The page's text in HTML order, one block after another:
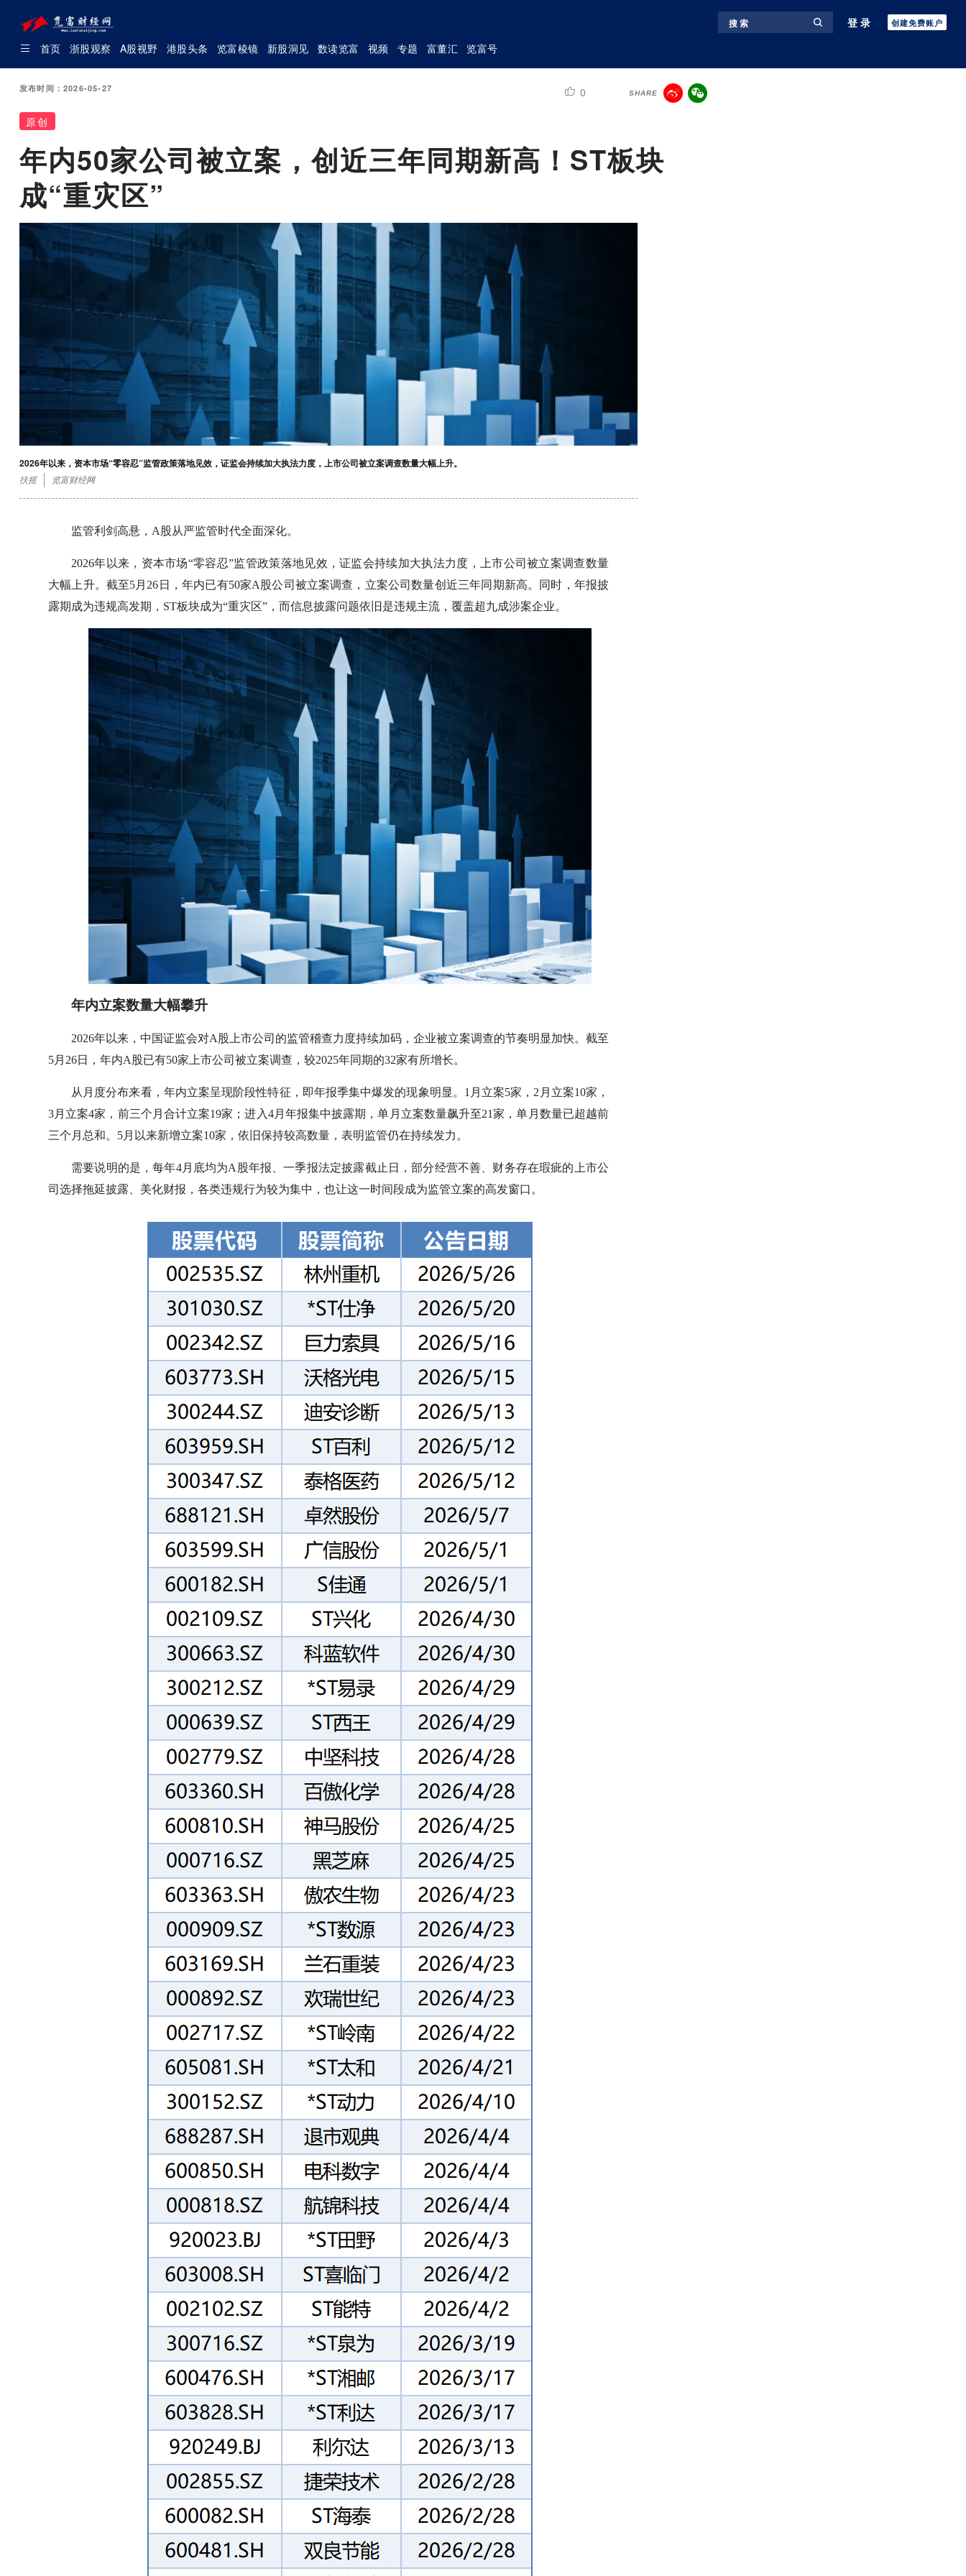
搜 索 登录 创建免费账户
首页 浙股观察 A股视野 港股头条 览富棱镜 新股洞见 数读览富 视频 专题 富董汇 览富号
发布时间：2026-05-27 0 SHARE
原创
年内50家公司被立案，创近三年同期新高！ST板块
成“重灾区”
2026年以来，资本市场“零容忍”监管政策落地见效，证监会持续加大执法力度，上市公司被立案调查数量大幅上升。
扶摇 览富财经网
监管利剑高悬，A股从严监管时代全面深化。
2026年以来，资本市场“零容忍”监管政策落地见效，证监会持续加大执法力度，上市公司被立案调查数量
大幅上升。截至5月26日，年内已有50家A股公司被立案调查，立案公司数量创近三年同期新高。同时，年报披
露期成为违规高发期，ST板块成为“重灾区”，而信息披露问题依旧是违规主流，覆盖超九成涉案企业。
年内立案数量大幅攀升
2026年以来，中国证监会对A股上市公司的监管稽查力度持续加码，企业被立案调查的节奏明显加快。截至
5月26日，年内A股已有50家上市公司被立案调查，较2025年同期的32家有所增长。
从月度分布来看，年内立案呈现阶段性特征，即年报季集中爆发的现象明显。1月立案5家，2月立案10家，
3月立案4家，前三个月合计立案19家；进入4月年报集中披露期，单月立案数量飙升至21家，单月数量已超越前
三个月总和。5月以来新增立案10家，依旧保持较高数量，表明监管仍在持续发力。
需要说明的是，每年4月底均为A股年报、一季报法定披露截止日，部分经营不善、财务存在瑕疵的上市公
司选择拖延披露、美化财报，各类违规行为较为集中，也让这一时间段成为监管立案的高发窗口。